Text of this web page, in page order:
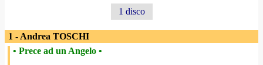
1 disco
1 - Andrea TOSCHI
• Prece ad un Angelo •